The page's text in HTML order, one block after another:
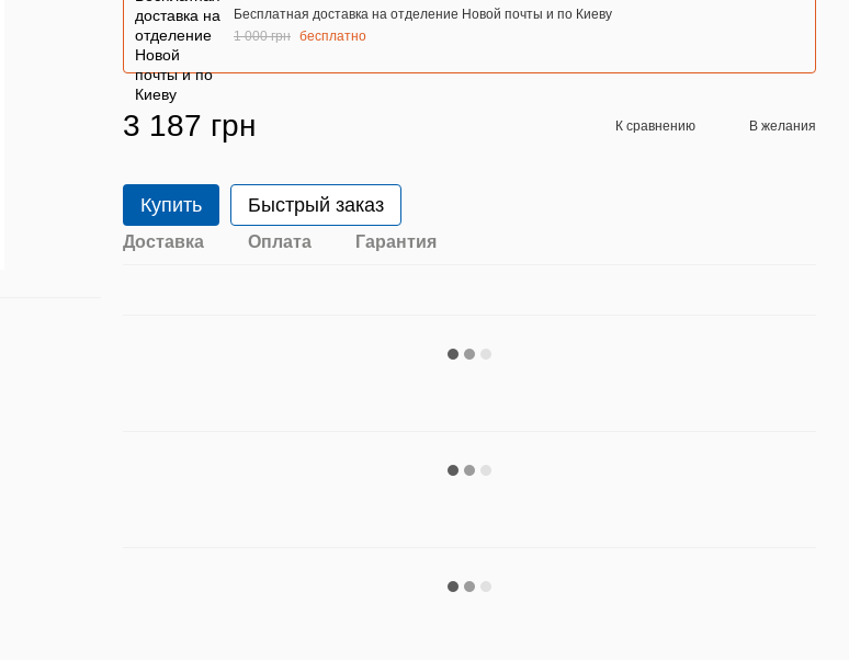
Бесплатная доставка на отделение Новой почты и по Киеву
1 000 грн бесплатно
3 187 грн К сравнению В желания
Купить Быстрый заказ
Доставка Оплата Гарантия